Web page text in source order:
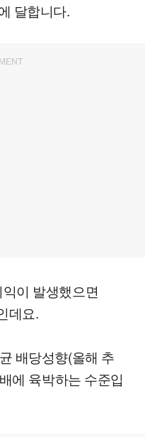
달합니다.
이 발생했으면
데요.
배당성향(올해 추
에 육박하는 수준입